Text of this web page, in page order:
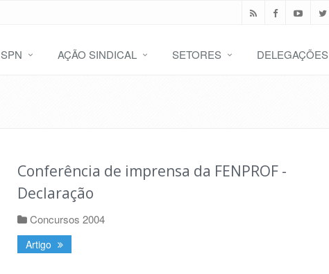
SPN AÇÃO SINDICAL SETORES DELEGAÇÕES
Conferência de imprensa da FENPROF -
Declaração
Concursos 2004
Artigo